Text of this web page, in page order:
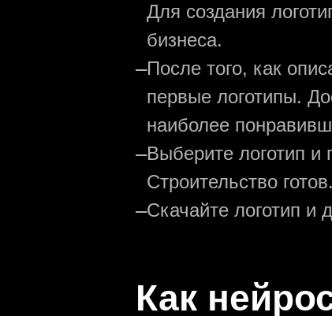
Для создания
бизнеса.
—После того, как
первые логотипы.
наиболее
—Выберите логотип и
Строительство готов.
—Скачайте логотип и
Как